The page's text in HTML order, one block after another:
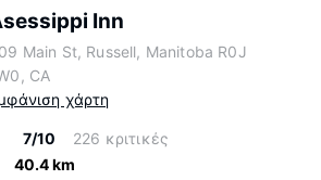
Inn
Main St, Russell, Manitoba R0J
CA
χάρτη
7/10
226 κριτικές
40.4 km